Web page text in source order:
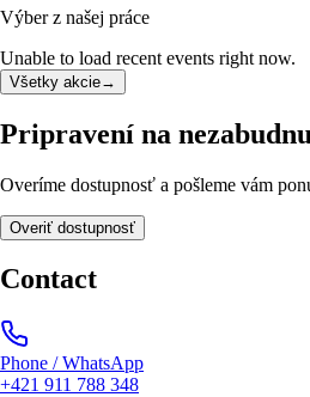
Výber z našej práce
Unable to load recent events right now.
Všetky akcie→
Pripravení na
Overíme dostupnosť a pošleme vám
Overiť dostupnosť
Contact
Phone / WhatsApp
+421 911 788 348